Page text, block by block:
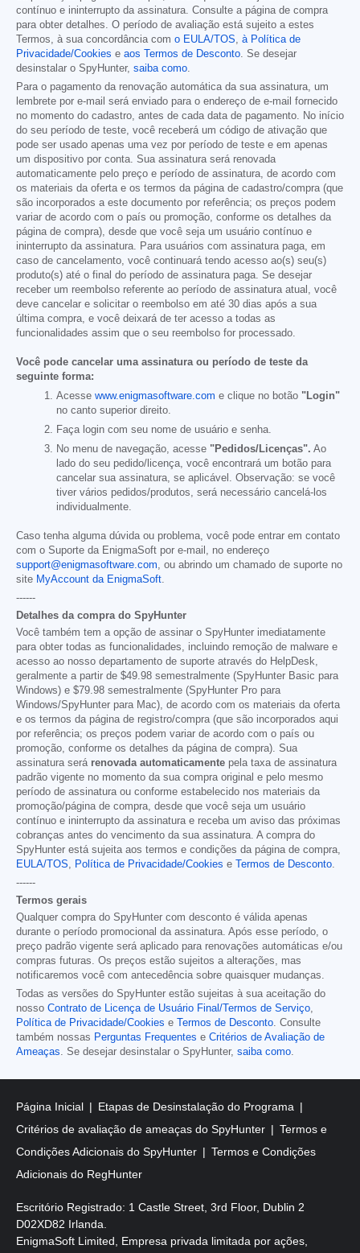
contínuo e ininterrupto da assinatura. Consulte a página de compra
para obter detalhes. O período de avaliação está sujeito a estes
Termos, à sua concordância com o EULA/TOS
à Política de
Privacidade/Cookies e aos Termos de Desconto . Se desejar
desinstalar o SpyHunter, saiba como
Para o pagamento da renovação automática da sua assinatura, um
lembrete por e-mail será enviado para o endereço de e-mail fornecido
no momento do cadastro, antes de cada data de pagamento. No início
do seu período de teste, você receberá um código de ativação que
pode ser usado apenas uma vez por período de teste e em apenas
um dispositivo por conta. Sua assinatura será renovada
automaticamente pelo preço e período de assinatura, de acordo com
os materiais da oferta e os termos da página de cadastro/compra (que
são incorporados a este documento por referência; os preços podem
variar de acordo com o país ou promoção, conforme os detalhes da
página de compra), desde que você seja um usuário contínuo e
ininterrupto da assinatura. Para usuários com assinatura paga, em
caso de cancelamento, você continuará tendo acesso ao(s) seu(s)
produto(s) até o final do período de assinatura paga. Se desejar
receber um reembolso referente ao período de assinatura atual, você
deve cancelar e solicitar o reembolso em até 30 dias após a sua
última compra, e você deixará de ter acesso a todas as
funcionalidades assim que o seu reembolso for processado.
Você pode cancelar uma assinatura ou período de teste da
seguinte forma:
Acesse www.enigmasoftware.com e clique no botão "Login"
no canto superior direito.
Faça login com seu nome de usuário e senha.
No menu de navegação, acesse "Pedidos/Licenças". Ao
lado do seu pedido/licença, você encontrará um botão para
cancelar sua assinatura, se aplicável. Observação: se você
tiver vários pedidos/produtos, será necessário cancelá-los
individualmente.
Caso tenha alguma dúvida ou problema, você pode entrar em contato
com o Suporte da EnigmaSoft por e-mail, no endereço
support@enigmasoftware.com, ou abrindo um chamado de suporte no
site MyAccount da EnigmaSoft.
------
Detalhes da compra do SpyHunter
Você também tem a opção de assinar o SpyHunter imediatamente
para obter todas as funcionalidades, incluindo remoção de malware e
acesso ao nosso departamento de suporte através do HelpDesk,
geralmente a partir de $49.98 semestralmente (SpyHunter Basic para
Windows) e $79.98 semestralmente (SpyHunter Pro para
Windows/SpyHunter para Mac), de acordo com os materiais da oferta
e os termos da página de registro/compra (que são incorporados aqui
por referência; os preços podem variar de acordo com o país ou
promoção, conforme os detalhes da página de compra). Sua
assinatura será renovada automaticamente pela taxa de assinatura
padrão vigente no momento da sua compra original e pelo mesmo
período de assinatura ou conforme estabelecido nos materiais da
promoção/página de compra, desde que você seja um usuário
contínuo e ininterrupto da assinatura e receba um aviso das próximas
cobranças antes do vencimento da sua assinatura. A compra do
SpyHunter está sujeita aos termos e condições da página de compra,
EULA/TOS, Política de Privacidade/Cookies e Termos de Desconto.
------
Termos gerais
Qualquer compra do SpyHunter com desconto é válida apenas
durante o período promocional da assinatura. Após esse período, o
preço padrão vigente será aplicado para renovações automáticas e/ou
compras futuras. Os preços estão sujeitos a alterações, mas
notificaremos você com antecedência sobre quaisquer mudanças.
Todas as versões do SpyHunter estão sujeitas à sua aceitação do
nosso Contrato de Licença de Usuário Final/Termos de Serviço,
Política de Privacidade/Cookies e Termos de Desconto. Consulte
também nossas Perguntas Frequentes e Critérios de Avaliação de
Ameaças. Se desejar desinstalar o SpyHunter, saiba como.
Página Inicial
Etapas de Desinstalação do Programa
Critérios de avaliação de ameaças do SpyHunter
Termos e
Condições Adicionais do SpyHunter
Termos e Condições
Adicionais do RegHunter
Escritório Registrado: 1 Castle Street, 3rd Floor, Dublin 2
D02XD82 Irlanda.
EnigmaSoft Limited, Empresa privada limitada por ações,